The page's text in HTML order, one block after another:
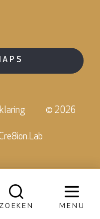
ZOEKEN MENU
© 2026